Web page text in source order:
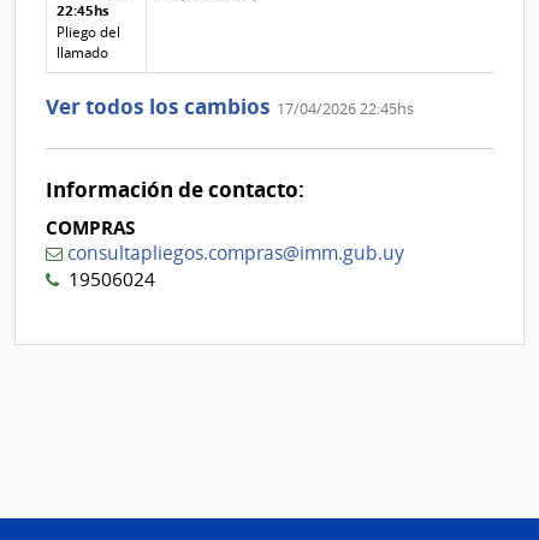
22:45hs
Pliego del
llamado
aclaración
2
Ver todos los cambios 17/04/2026 22:45hs
Información de contacto:
COMPRAS
consultapliegos.compras@imm.gub.uy
19506024